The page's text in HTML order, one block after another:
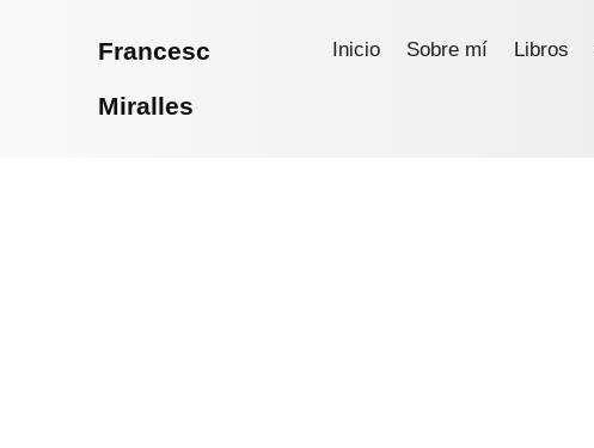
Francesc
Miralles
Inicio Sobre mí Libros